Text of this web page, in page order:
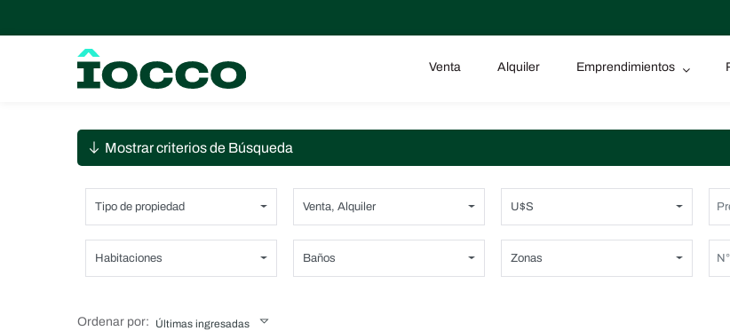
Venta Alquiler Emprendimientos
Mostrar criterios de Búsqueda
Tipo de propiedad Venta, Alquiler U$S
Habitaciones Baños Zonas
Ordenar por: Últimas ingresadas